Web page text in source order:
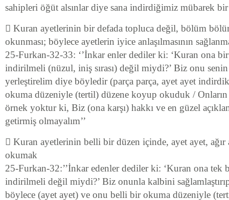
sahipleri öğüt alsınlar diye sana indirdiğimiz mübarek bir
 Kuran ayetlerinin bir defada topluca değil, bölüm
okunması; böylece ayetlerin iyice anlaşılmasının
25-Furkan-32-33: ‘’İnkar enler dediler ki: ‘Kuran ona
indirilmeli (nüzul, iniş sırası) değil miydi?’ Biz onu
yerleştirelim diye böyledir (parça parça, ayet ayet
okuma düzeniyle (tertil) düzene koyup okuduk /
örnek yoktur ki, Biz (ona karşı) hakkı ve en güzel
getirmiş olmayalım’’
 Kuran ayetlerinin belli bir düzen içinde, ayet ayet, ağır
okumak
25-Furkan-32:’’İnkar edenler dediler ki: ‘Kuran ona tek
indirilmeli değil miydi?’ Biz onunla kalbini
böylece (ayet ayet) ve onu belli bir okuma düzeniyle